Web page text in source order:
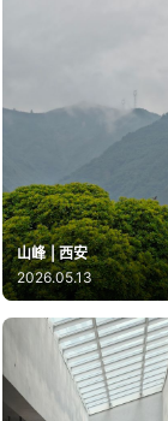
山峰 | 西安
2026.05.13